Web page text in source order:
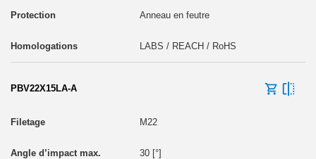
Anneau en feutre
LABS / REACH / RoHS
PBV22X15LA-A
M22
30 [°]